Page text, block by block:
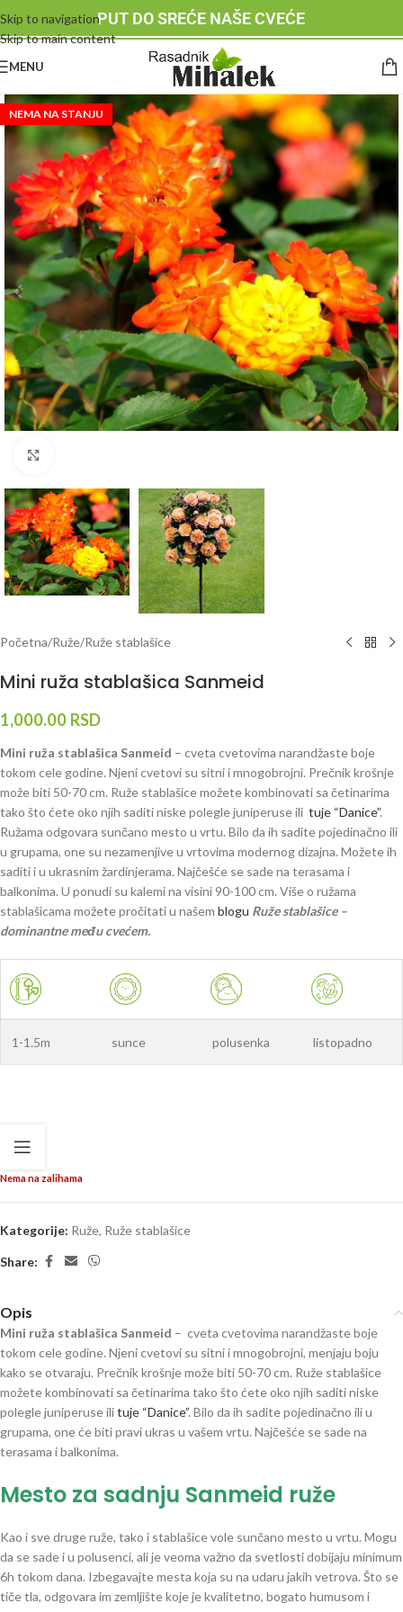
Skip to navigation
Skip to main content
PUT DO SREĆE NAŠE CVEĆE
MENU
NEMA NA STANJU
Početna/Ruže/Ruže stablašice
Mini ruža stablašica Sanmeid
1,000.00 RSD
Mini ruža stablašica Sanmeid – cveta cvetovima narandžaste boje
tokom cele godine. Njeni cvetovi su sitni i mnogobrojni. Prečnik krošnje
može biti 50-70 cm. Ruže stablašice možete kombinovati sa četinarima
tako što ćete oko njih saditi niske polegle juniperuse ili tuje “Danice”.
Ružama odgovara sunčano mesto u vrtu. Bilo da ih sadite pojedinačno ili
u grupama, one su nezamenjive u vrtovima modernog dizajna. Možete ih
saditi i u ukrasnim žardinjerama. Najčešće se sade na terasama i
balkonima. U ponudi su kalemi na visini 90-100 cm. Više o ružama
stablašicama možete pročitati u našem blogu Ruže stablašice –
dominantne među cvećem.
1-1.5m sunce polusenka listopadno
Nema na zalihama
Kategorije: Ruže, Ruže stablašice
Share:
Opis
Mini ruža stablašica Sanmeid – cveta cvetovima narandžaste boje
tokom cele godine. Njeni cvetovi su sitni i mnogobrojni, menjaju boju
kako se otvaraju. Prečnik krošnje može biti 50-70 cm. Ruže stablašice
možete kombinovati sa četinarima tako što ćete oko njih saditi niske
polegle juniperuse ilituje “Danice”. Bilo da ih sadite pojedinačno ili u
grupama, one će biti pravi ukras u vašem vrtu. Najčešće se sade na
terasama i balkonima.
Mesto za sadnju Sanmeid ruže
Kao i sve druge ruže, tako i stablašice vole sunčano mesto u vrtu. Mogu
da se sade i u polusenci, ali je veoma važno da svetlosti dobijaju minimum
6h tokom dana. Izbegavajte mesta koja su na udaru jakih vetrova. Što se
tiče tla, odgovara im zemljište koje je kvalitetno, bogato humusom i